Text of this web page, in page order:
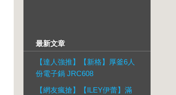
最新文章
【達人強推】【新格】厚釜6人
份電子鍋 JRC608
【網友瘋搶】【ILEY伊蕾】滿